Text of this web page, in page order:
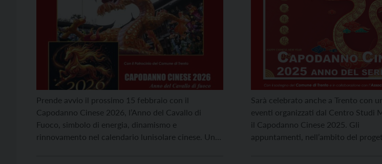
Prende avvio il prossimo 15 febbraio con il
Capodanno Cinese 2026, l’Anno del Cavallo di
Fuoco, simbolo di energia, dinamismo e
rinnovamento nel calendario lunisolare cinese. Una
Sarà celebrato anche a Trento con
eventi organizzati dal Centro Studi
il Capodanno Cinese 2025. Gli
appuntamenti, nell’ambito del